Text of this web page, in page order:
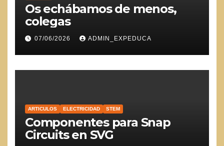
Os echábamos de menos,
colegas
07/06/2026 ADMIN_EXPEDUCA
ARTICULOS ELECTRICIDAD STEM
Componentes para Snap
Circuits en SVG